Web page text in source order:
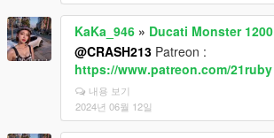
KaKa_946 » Ducati Monster 1200
@CRASH213 Patreon :
https://www.patreon.com/21ruby
내용 보기
2024년 06월 12일